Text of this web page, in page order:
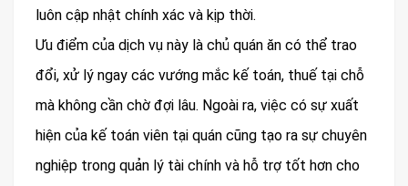
luôn cập nhật chính xác và kịp thời.
Ưu điểm của dịch vụ này là chủ quán ăn có thể trao
đổi, xử lý ngay các vướng mắc kế toán, thuế tại chỗ
mà không cần chờ đợi lâu. Ngoài ra, việc có sự xuất
hiện của kế toán viên tại quán cũng tạo ra sự chuyên
nghiệp trong quản lý tài chính và hỗ trợ tốt hơn cho